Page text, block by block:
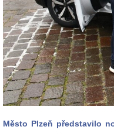
Město Plzeň představilo